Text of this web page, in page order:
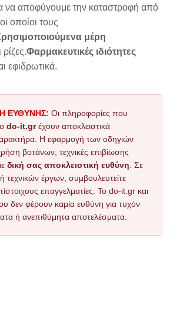
να αποφύγουμε την καταστροφή από
οποίοι τους
μέρη
Φαρμακευτικές ιδιότητες
εφιδρωτικά.
ΕΥΘΥΝΗΣ: Οι πληροφορίες που
do-it.grέχουν αποκλειστικά
Η εφαρμογή των οδηγιών
βοτάνων, τεχνικές επιβίωσης
δική σας αποκλειστική ευθύνη . Σε
τεχνικών έργων, συμβουλευτείτε
επαγγελματίες. Το do-it.gr και
δεν φέρουν καμία ευθύνη για τυχόν
ή ανεπιθύμητα αποτελέσματα.